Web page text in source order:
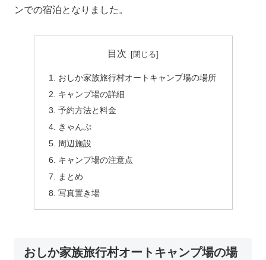
ンでの宿泊となりました。
目次
おしか家族旅行村オートキャンプ場の場所
キャンプ場の詳細
予約方法と料金
きゃんぷ
周辺施設
キャンプ場の注意点
まとめ
写真置き場
おしか家族旅行村オートキャンプ場の場